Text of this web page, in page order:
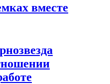
вместе